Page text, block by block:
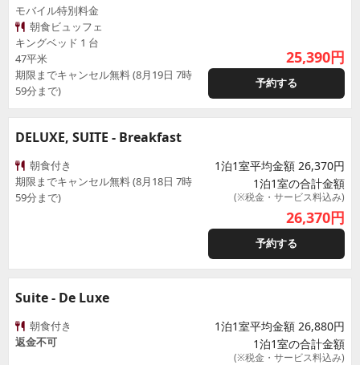
モバイル特別料金
朝食ビュッフェ
キングベッド 1 台
47平米
期限までキャンセル無料 (8月19日 7時
59分まで)
25,390円
予約する
DELUXE, SUITE - Breakfast
朝食付き
期限までキャンセル無料 (8月18日 7時
59分まで)
1泊1室平均金額 26,370円
1泊1室の合計金額
(※税金・サービス料込み)
26,370円
予約する
Suite - De Luxe
朝食付き
返金不可
1泊1室平均金額 26,880円
1泊1室の合計金額
(※税金・サービス料込み)